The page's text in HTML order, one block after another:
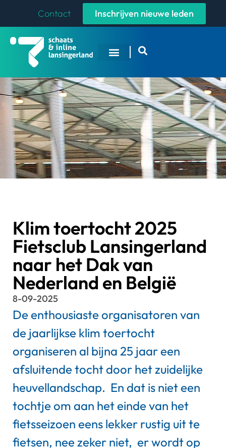
Inschrijven nieuwe leden
Contact
Klim toertocht 2025
Fietsclub Lansingerland
naar het Dak van
Nederland en België
8-09-2025
De enthousiaste organisatoren van
de jaarlijkse klim toertocht
organiseren al bijna 25 jaar een
afsluitende tocht door het zuidelijke
heuvellandschap. En dat is niet een
tochtje om aan het einde van het
fietsseizoen eens lekker rustig uit te
fietsen, nee zeker niet, er wordt op